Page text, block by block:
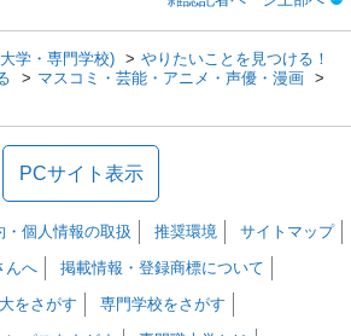
学・専門学校)
やりたいことを見つける！
マスコミ・芸能・アニメ・声優・漫画
PCサイト表示
・個人情報の取扱 推奨環境
サイトマップ
んへ
掲載情報・登録商標について
をさがす
専門学校をさがす